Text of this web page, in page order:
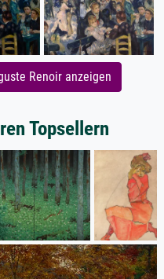
Renoir anzeigen
Topsellern